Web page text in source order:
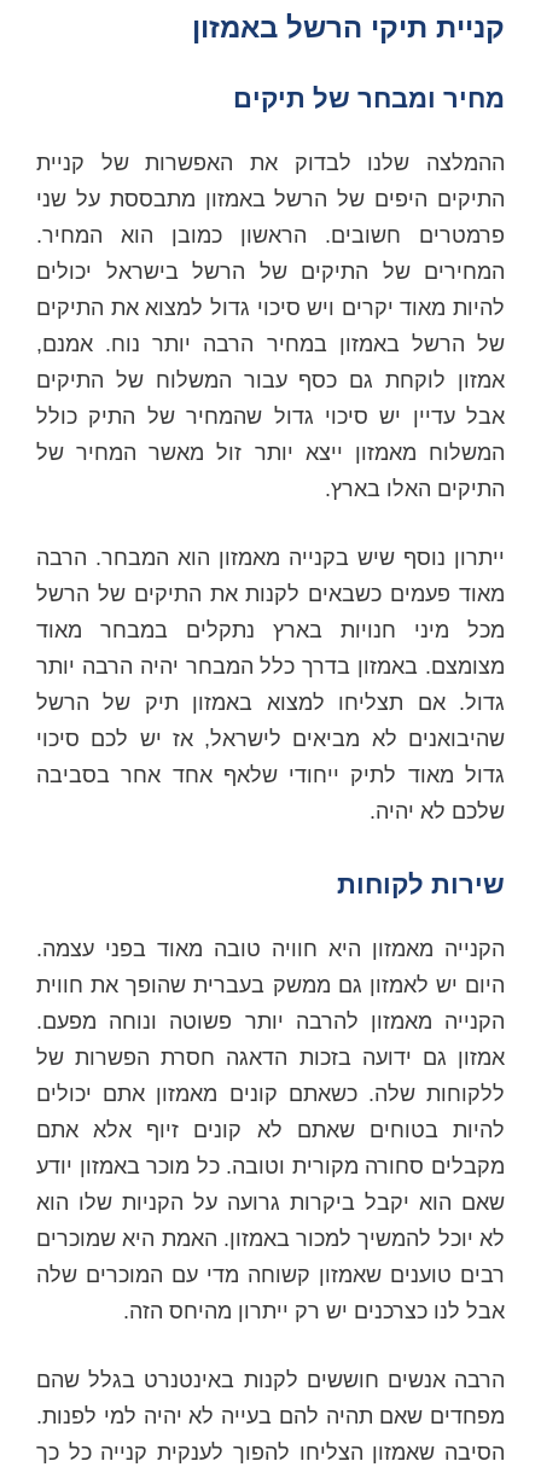
קניית תיקי הרשל באמזון
מחיר ומבחר של תיקים
ההמלצה שלנו לבדוק את האפשרות של קניית
התיקים היפים של הרשל באמזון מתבססת על שני
פרמטרים חשובים. הראשון כמובן הוא המחיר.
המחירים של התיקים של הרשל בישראל יכולים
להיות מאוד יקרים ויש סיכוי גדול למצוא את התיקים
של הרשל באמזון במחיר הרבה יותר נוח. אמנם,
אמזון לוקחת גם כסף עבור המשלוח של התיקים
אבל עדיין יש סיכוי גדול שהמחיר של התיק כולל
המשלוח מאמזון ייצא יותר זול מאשר המחיר של
התיקים האלו בארץ.
ייתרון נוסף שיש בקנייה מאמזון הוא המבחר. הרבה
מאוד פעמים כשבאים לקנות את התיקים של הרשל
מכל מיני חנויות בארץ נתקלים במבחר מאוד
מצומצם. באמזון בדרך כלל המבחר יהיה הרבה יותר
גדול. אם תצליחו למצוא באמזון תיק של הרשל
שהיבואנים לא מביאים לישראל, אז יש לכם סיכוי
גדול מאוד לתיק ייחודי שלאף אחד אחר בסביבה
שלכם לא יהיה.
שירות לקוחות
הקנייה מאמזון היא חוויה טובה מאוד בפני עצמה.
היום יש לאמזון גם ממשק בעברית שהופך את חווית
הקנייה מאמזון להרבה יותר פשוטה ונוחה מפעם.
אמזון גם ידועה בזכות הדאגה חסרת הפשרות של
ללקוחות שלה. כשאתם קונים מאמזון אתם יכולים
להיות בטוחים שאתם לא קונים זיוף אלא אתם
מקבלים סחורה מקורית וטובה. כל מוכר באמזון יודע
שאם הוא יקבל ביקרות גרועה על הקניות שלו הוא
לא יוכל להמשיך למכור באמזון. האמת היא שמוכרים
רבים טוענים שאמזון קשוחה מדי עם המוכרים שלה
אבל לנו כצרכנים יש רק ייתרון מהיחס הזה.
הרבה אנשים חוששים לקנות באינטנרט בגלל שהם
מפחדים שאם תהיה להם בעייה לא יהיה למי לפנות.
הסיבה שאמזון הצליחו להפוך לענקית קנייה כל כך